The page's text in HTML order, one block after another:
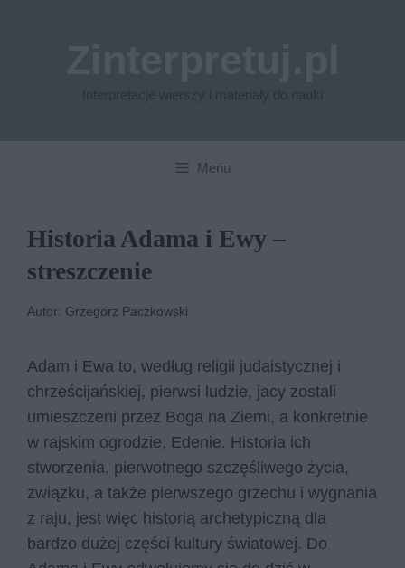
Menu
Historia Adama i Ewy –
streszczenie
Autor: Grzegorz Paczkowski
Adam i Ewa to, według religii judaistycznej i
chrześcijańskiej, pierwsi ludzie, jacy zostali
umieszczeni przez Boga na Ziemi, a konkretnie
w rajskim ogrodzie, Edenie. Historia ich
stworzenia, pierwotnego szczęśliwego życia,
związku, a także pierwszego grzechu i wygnania
z raju, jest więc historią archetypiczną dla
bardzo dużej części kultury światowej. Do